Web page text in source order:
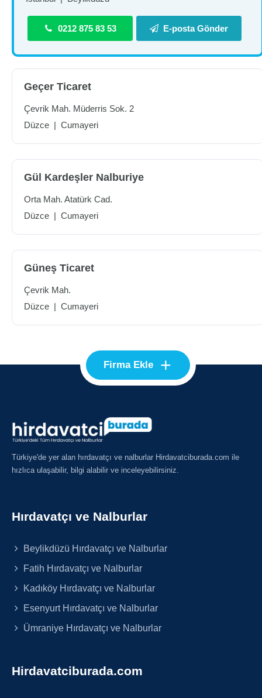
0212 875 83 53 E-posta Gönder
Geçer Ticaret
Çevrik Mah. Müderris Sok. 2
Düzce | Cumayeri
Gül Kardeşler Nalburiye
Orta Mah. Atatürk Cad.
Düzce | Cumayeri
Güneş Ticaret
Çevrik Mah.
Düzce | Cumayeri
Firma Ekle +
Türkiye'de yer alan hırdavatçı ve nalburlar Hirdavatciburada.com ile
hızlıca ulaşabilir, bilgi alabilir ve inceleyebilirsiniz.
Hırdavatçı ve Nalburlar
Beylikdüzü Hırdavatçı ve Nalburlar
Fatih Hırdavatçı ve Nalburlar
Kadıköy Hırdavatçı ve Nalburlar
Esenyurt Hırdavatçı ve Nalburlar
Ümraniye Hırdavatçı ve Nalburlar
Hirdavatciburada.com